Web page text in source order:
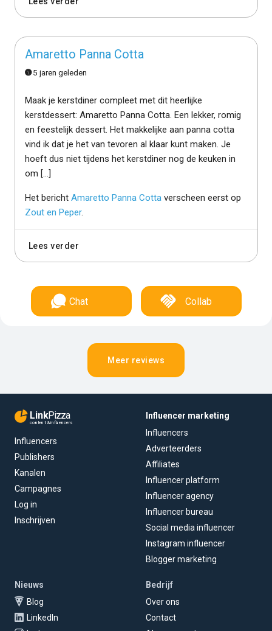
Amaretto Panna Cotta
5 jaren geleden
Maak je kerstdiner compleet met dit heerlijke
kerstdessert: Amaretto Panna Cotta. Een lekker, romig
en feestelijk dessert. Het makkelijke aan panna cotta
vind ik dat je het van tevoren al klaar kunt maken. Je
hoeft dus niet tijdens het kerstdiner nog de keuken in
om […]
Het bericht Amaretto Panna Cotta verscheen eerst op
Zout en Peper.
Lees verder
Chat Collab
Meer reviews
LinkPizza
content & influencers
Influencers
Publishers
Kanalen
Campagnes
Log in
Inschrijven
Influencer marketing
Influencers
Adverteerders
Affiliates
Influencer platform
Influencer agency
Influencer bureau
Social media influencer
Instagram influencer
Blogger marketing
Nieuws
Blog
LinkedIn
Bedrijf
Over ons
Contact